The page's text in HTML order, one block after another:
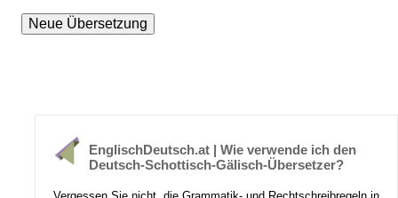
EnglischDeutsch.at | Wie verwende ich den
Deutsch-Schottisch-Gälisch-Übersetzer?